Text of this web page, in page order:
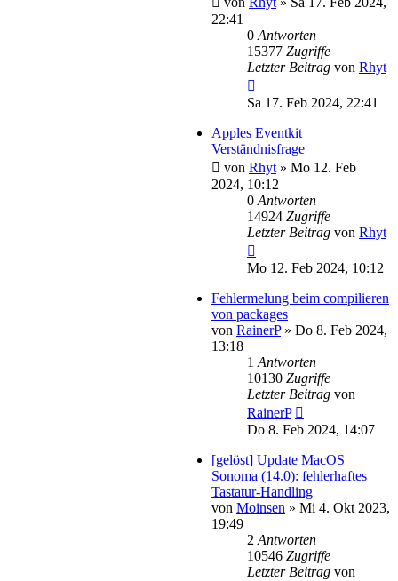
22:41
0 Antworten
15377 Zugriffe
Letzter Beitrag von Rhyt
Sa 17. Feb 2024, 22:41
Apples Eventkit
Verständnisfrage
von Rhyt » Mo 12. Feb
2024, 10:12
0 Antworten
14924 Zugriffe
Letzter Beitrag von Rhyt
Mo 12. Feb 2024, 10:12
Fehlermelung beim compilieren
von packages
von RainerP» Do 8. Feb 2024,
13:18
1 Antworten
10130 Zugriffe
Letzter Beitrag von
RainerP
Do 8. Feb 2024, 14:07
[gelöst] Update MacOS
Sonoma (14.0): fehlerhaftes
Tastatur-Handling
von Moinsen » Mi 4. Okt 2023,
19:49
2 Antworten
10546 Zugriffe
Letzter Beitrag von